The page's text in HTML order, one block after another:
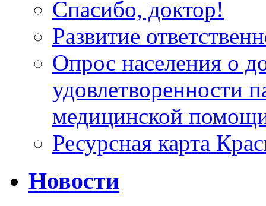
Спасибо, доктор!
Развитие
Опрос населения о
удовлетворенности
медицинской
Ресурсная карта
Новости